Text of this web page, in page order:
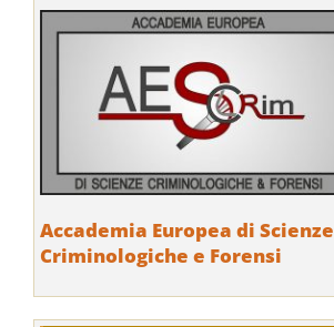
Accademia Europea di Scienze
Criminologiche e Forensi